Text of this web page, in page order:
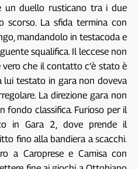
un duello rusticano tra i due
scorso. La sfida termina con
mandandolo in testacoda e
squalifica. Il leccese non
che il contatto c’è stato è
lui testato in gara non doveva
La direzione gara non
fondo classifica. Furioso per il
in Gara 2, dove prende il
fino alla bandiera a scacchi.
a Caroprese e Camisa con